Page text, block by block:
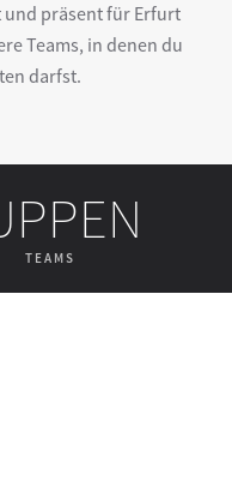
und präsent für Erfurt
Teams, in denen du
darfst.
TEAMS